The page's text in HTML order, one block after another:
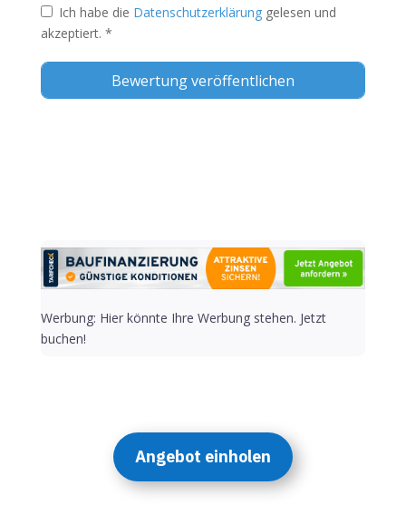
Ich habe die Datenschutzerklärung gelesen und
akzeptiert. *
Werbung: Hier könnte Ihre Werbung stehen. Jetzt
buchen!
Angebot einholen